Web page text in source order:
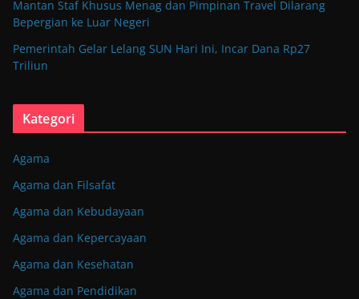
Mantan Staf Khusus Menag dan Pimpinan Travel Dilarang
Bepergian ke Luar Negeri
Pemerintah Gelar Lelang SUN Hari Ini, Incar Dana Rp27
Triliun
Kategori
Agama
Agama dan Filsafat
Agama dan Kebudayaan
Agama dan Kepercayaan
Agama dan Kesehatan
Agama dan Pendidikan